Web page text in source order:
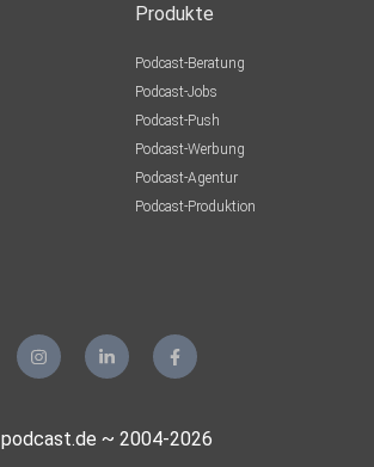
Produkte
Podcast-Beratung
Podcast-Jobs
Podcast-Push
Podcast-Werbung
Podcast-Agentur
Podcast-Produktion
podcast.de ~ 2004-2026